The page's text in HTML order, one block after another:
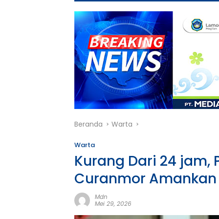
Beranda Warta
Warta
Kurang Dari 24 jam,
Curanmor
Mdn
Mei 29, 2026